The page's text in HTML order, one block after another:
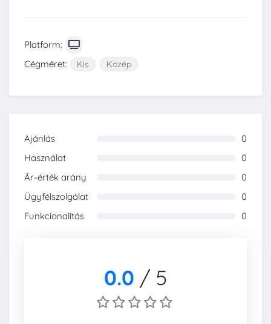
Platform:
Cégméret:
Kis Közép
Ajánlás
0
Használat
0
Ár-érték arány
0
Ügyfélszolgálat
0
Funkcionalitás
0
0.0 / 5